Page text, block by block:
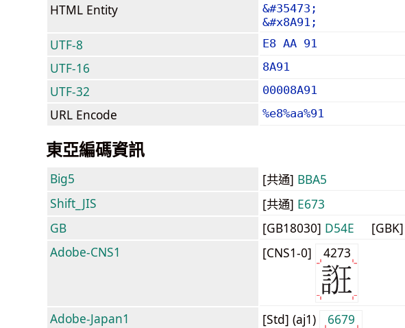
HTML Entity
&#35473;
&#x8A91;
UTF-8 E8 AA 91
UTF-16 8A91
UTF-32 00008A91
URL Encode %e8%aa%91
東亞編碼資訊
Big5 [共通] BBA5
Shift_JIS
[共通] E673
GB
[GB18030] D54E [GBK]
Adobe-CNS1
[CNS1-0] 4273
Adobe-Japan1 [Std] (aj1) 6679